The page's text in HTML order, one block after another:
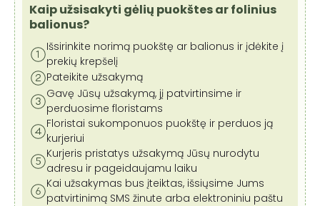
Kaip užsisakyti gėlių puokštes ar folinius
balionus?
Išsirinkite norimą puokštę ar balionus ir įdėkite į
prekių krepšelį
Pateikite užsakymą
Gavę Jūsų užsakymą, jį patvirtinsime ir
perduosime floristams
Floristai sukomponuos puokštę ir perduos ją
kurjeriui
Kurjeris pristatys užsakymą Jūsų nurodytu
adresu ir pageidaujamu laiku
Kai užsakymas bus įteiktas, išsiųsime Jums
patvirtinimą SMS žinute arba elektroniniu paštu